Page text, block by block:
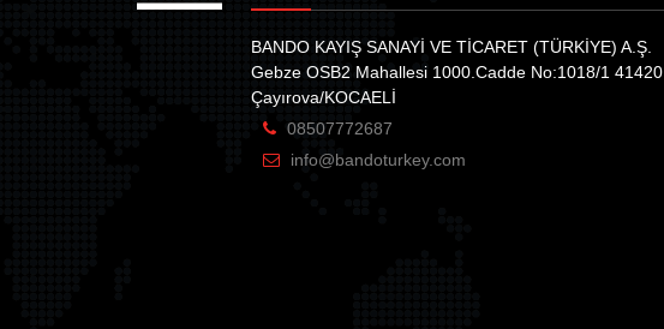
BANDO KAYIŞ SANAYİ VE TİCARET (TÜRKİYE) A.Ş.
Gebze OSB2 Mahallesi 1000.Cadde No:1018/1 41420
Çayırova/KOCAELİ
08507772687
info@bandoturkey.com